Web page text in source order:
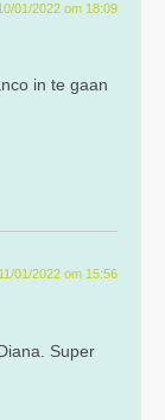
01/2022 om 18:09
in te gaan
11/01/2022 om 15:56
Super